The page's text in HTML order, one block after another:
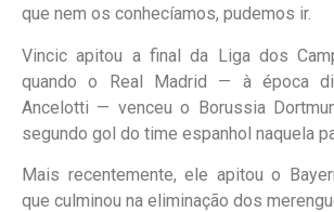
que nem os conhecíamos, pudemos ir.
Vincic apitou a final da Liga dos
quando o Real Madrid — à época
Ancelotti — venceu o Borussia
segundo gol do time espanhol naquela
Mais recentemente, ele apitou o
que culminou na eliminação dos